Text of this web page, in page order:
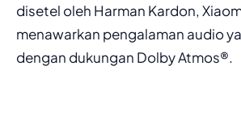
disetel oleh Harman Kardon,
menawarkan pengalaman audio
dengan dukungan Dolby Atmos®.